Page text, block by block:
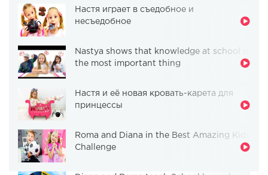
Настя играет в съедобное и
несъедобное
Nastya shows that knowledge at school is
the most important thing
Настя и её новая кровать-карета для
принцессы
Roma and Diana in the Best Amazing Kids
Challenge